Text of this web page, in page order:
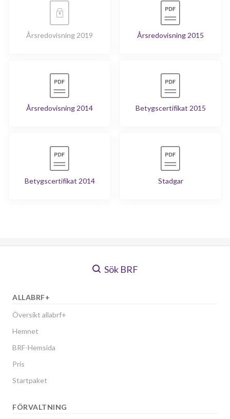
Årsredovisning 2019 Årsredovisning 2015
Årsredovisning 2014 Betygscertifikat 2015
Betygscertifikat 2014 Stadgar
Sök BRF
ALLABRF+
Översikt allabrf+
Hemnet
BRF-Hemsida
Pris
Startpaket
FÖRVALTNING